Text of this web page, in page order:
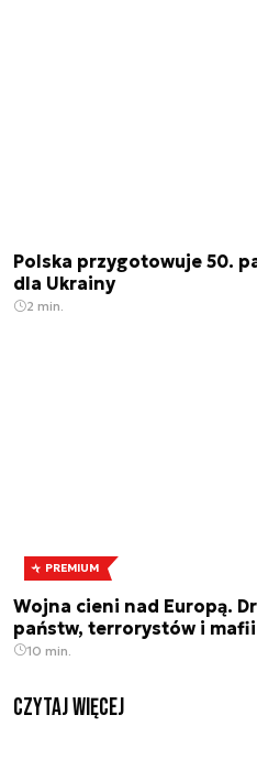
Polska przygotowuje 50.
dla Ukrainy
2 min.
PREMIUM
Wojna cieni nad Europą.
państw, terrorystów i mafii
10 min.
czytaj więcej